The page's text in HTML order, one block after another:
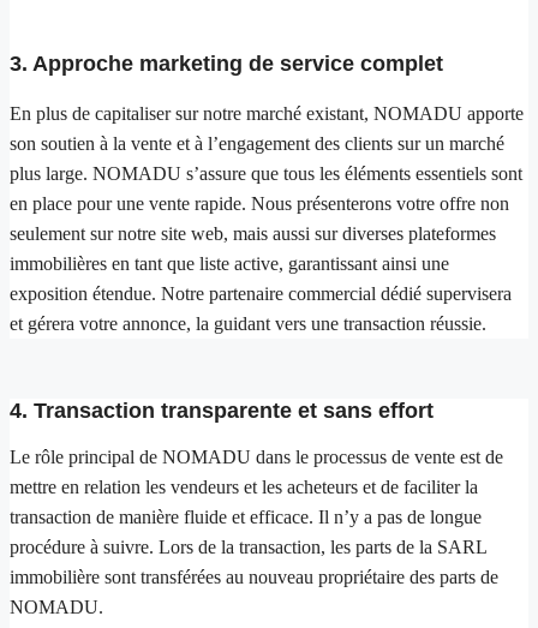
3. Approche marketing de service complet
En plus de capitaliser sur notre marché existant, NOMADU apporte
son soutien à la vente et à l’engagement des clients sur un marché
plus large. NOMADU s’assure que tous les éléments essentiels sont
en place pour une vente rapide. Nous présenterons votre offre non
seulement sur notre site web, mais aussi sur diverses plateformes
immobilières en tant que liste active, garantissant ainsi une
exposition étendue. Notre partenaire commercial dédié supervisera
et gérera votre annonce, la guidant vers une transaction réussie.
4. Transaction transparente et sans effort
Le rôle principal de NOMADU dans le processus de vente est de
mettre en relation les vendeurs et les acheteurs et de faciliter la
transaction de manière fluide et efficace. Il n’y a pas de longue
procédure à suivre. Lors de la transaction, les parts de la SARL
immobilière sont transférées au nouveau propriétaire des parts de
NOMADU.